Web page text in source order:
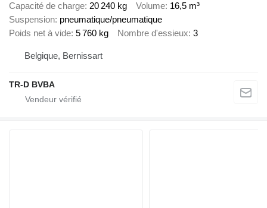
Capacité de charge 20 240 kg Volume 16,5 m³
Suspension pneumatique/pneumatique
Poids net à vide 5 760 kg Nombre d'essieux 3
Belgique, Bernissart
TR-D BVBA